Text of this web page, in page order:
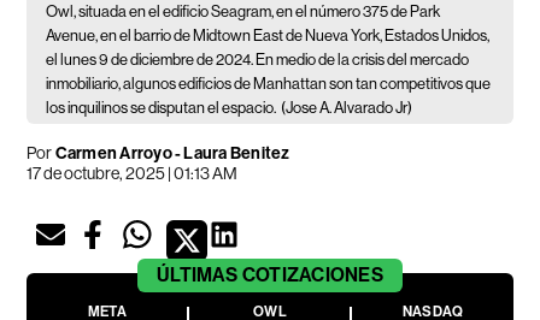
Owl, situada en el edificio Seagram, en el número 375 de Park
Avenue, en el barrio de Midtown East de Nueva York, Estados Unidos,
el lunes 9 de diciembre de 2024. En medio de la crisis del mercado
inmobiliario, algunos edificios de Manhattan son tan competitivos que
los inquilinos se disputan el espacio. (Jose A. Alvarado Jr)
PorCarmen Arroyo - Laura Benitez
17 de octubre, 2025 | 01:13 AM
ÚLTIMAS COTIZACIONES
META
OWL
NASDAQ